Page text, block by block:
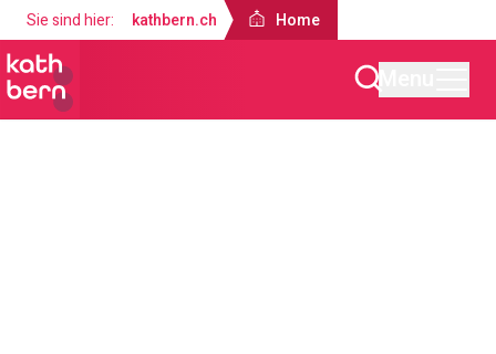
Sie sind hier: kathbern.ch Home